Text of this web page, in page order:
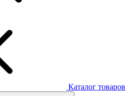
Каталог товаров